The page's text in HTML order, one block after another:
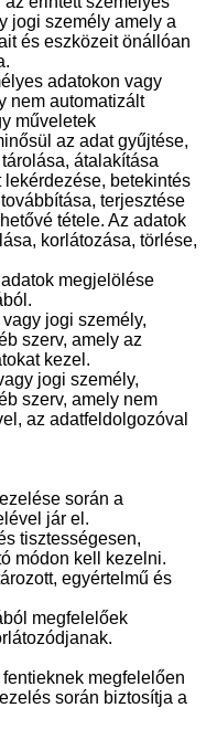
jogi személy amely a
és eszközeit önállóan
adatokon vagy
nem automatizált
műveletek
az adat gyűjtése,
átalakítása
betekintés
terjesztése
tétele. Az adatok
korlátozása, törlése,
megjelölése
jogi személy,
szerv, amely az
kezel.
jogi személy,
szerv, amely nem
az adatfeldolgozóval
során a
jár el.
tisztességesen,
módon kell kezelni.
egyértelmű és
megfelelőek
megfelelően
során biztosítja a